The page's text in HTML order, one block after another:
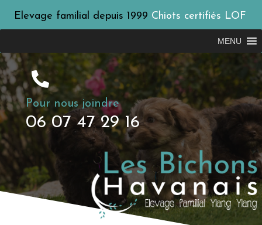
Elevage familial depuis 1999 Chiots certifiés LOF
MENU
Pour nous joindre
06 07 47 29 16